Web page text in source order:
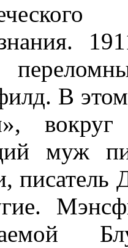
В этом
вокруг
муж
писатель